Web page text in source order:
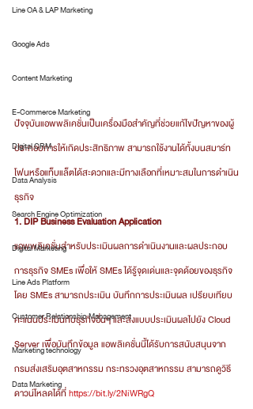
Line OA & LAP Marketing
Google Ads
Content Marketing
E-Commerce Marketing
Digital CRM
Data Analysis
Search Engine Optimization
Digital Marketing
Line Ads Platform
Customer Relationship Management
Marketing technology
Data Marketing
ปัจจุบันแอพพลิเคชั่นเป็นเครื่องมือสำคัญที่ช่วยแก้ไขปัญหาของผู้
ประกอบการให้เกิดประสิทธิภาพ สามารถใช้งานได้ทั้งบนสมาร์ท
โฟนหรือแท็บแล็ตได้สะดวกและมีทางเลือกที่เหมาะสมในการดำเนิน
ธุรกิจ
1. DIP Business Evaluation Application
แอพพลิเคชั่นสำหรับประเมินผลการดำเนินงานและผลประกอบ
การธุรกิจ SMEs เพื่อให้ SMEs ได้รู้จุดเด่นและจุดด้อยของธุรกิจ
โดย SMEs สามารถประเมิน บันทึกการประเมินผล เปรียบเทียบ
คะแนนประเมินกับธุรกิจอื่นๆ และส่งแบบประเมินผลไปยัง Cloud
Server เพื่อบันทึกข้อมูล แอพลิเคชั่นนี้ได้รับการสนับสนุนจาก
กรมส่งเสริมอุตสาหกรรม กระทรวงอุตสาหกรรม สามารถดูวิธี
ดาวน์โหลดได้ที่ https://bit.ly/2NiWRgQ